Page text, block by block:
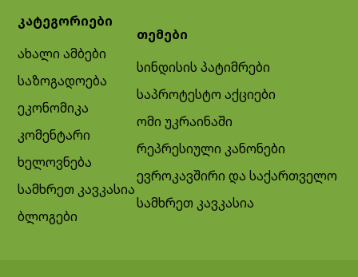
კატეგორიები
ახალი ამბები
საზოგადოება
ეკონომიკა
კომენტარი
ხელოვნება
სამხრეთ კავკასია
ბლოგები
თემები
სინდისის პატიმრები
საპროტესტო აქციები
ომი უკრაინაში
რეპრესიული კანონები
ევროკავშირი და საქართველო
სამხრეთ კავკასია